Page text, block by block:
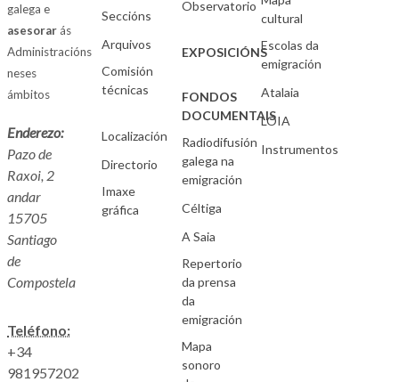
galega e
asesorarás
Administracións
neses
ámbitos
Enderezo:
Pazo de
Raxoi, 2
andar
15705
Santiago
de
Compostela
Teléfono:
+34
981957202
Seccións
Arquivos
Comisión
técnicas
Localización
Directorio
Imaxe
gráfica
Observatorio
EXPOSICIÓNS
FONDOS
DOCUMENTAIS
Radiodifusión
galega na
emigración
Céltiga
A Saia
Repertorio
da prensa
da
emigración
Mapa
sonoro
cultural
Escolas da
emigración
Atalaia
LOIA
Instrumentos